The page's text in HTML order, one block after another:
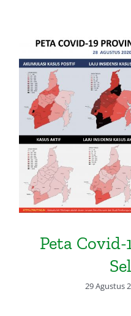
Peta Covid-19
Peta
29 Agustus